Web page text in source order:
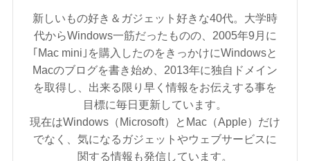
新しいもの好き＆ガジェット好きな40代。大学時
代からWindows一筋だったものの、2005年9月に
｢Mac mini｣を購入したのをきっかけにWindowsと
Macのブログを書き始め、2013年に独自ドメイン
を取得し、出来る限り早く情報をお伝えする事を
目標に毎日更新しています。
現在はWindows（Microsoft）とMac（Apple）だけ
でなく、気になるガジェットやウェブサービスに
関する情報も発信しています。